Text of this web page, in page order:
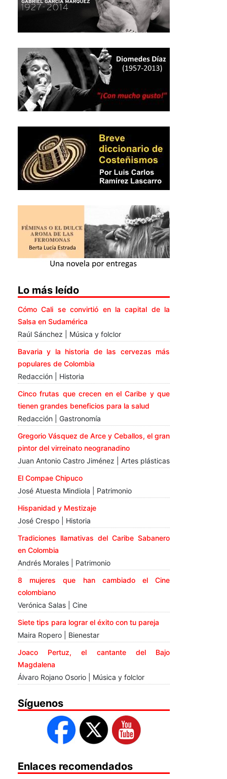
Lo más leído
Cómo Cali se convirtió en la capital de la
Salsa en Sudamérica
Raúl Sánchez | Música y folclor
Bavaria y la historia de las cervezas más
populares de Colombia
Redacción | Historia
Cinco frutas que crecen en el Caribe y que
tienen grandes beneficios para la salud
Redacción | Gastronomía
Gregorio Vásquez de Arce y Ceballos, el gran
pintor del virreinato neogranadino
Juan Antonio Castro Jiménez | Artes plásticas
El Compae Chipuco
José Atuesta Mindiola | Patrimonio
Hispanidad y Mestizaje
José Crespo | Historia
Tradiciones llamativas del Caribe Sabanero
en Colombia
Andrés Morales | Patrimonio
8 mujeres que han cambiado el Cine
colombiano
Verónica Salas | Cine
Siete tips para lograr el éxito con tu pareja
Maira Ropero | Bienestar
Joaco Pertuz, el cantante del Bajo
Magdalena
Álvaro Rojano Osorio | Música y folclor
Síguenos
Enlaces recomendados